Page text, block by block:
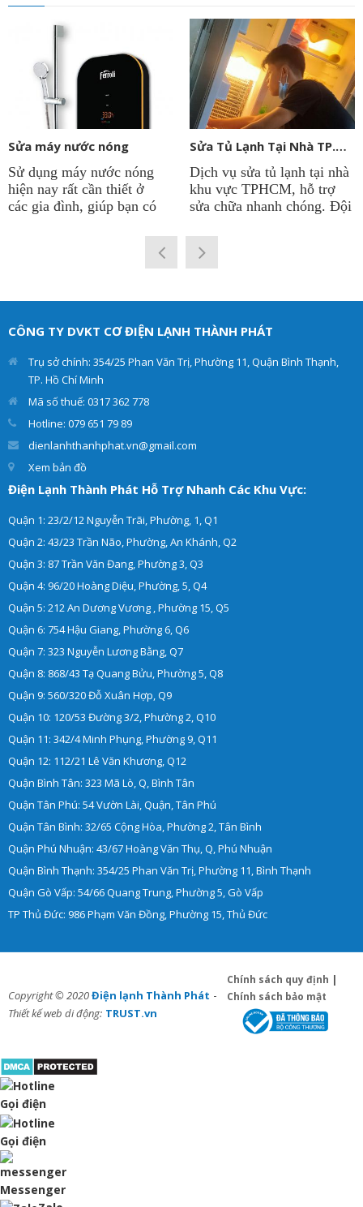
Sửa máy nước nóng
Sử dụng máy nước nóng
hiện nay rất cần thiết ở
các gia đình, giúp bạn có
quanh năm để phục vụ cho
sinh hoạt. Vì thế việc máy
nước nóng chạy ổn định là
vụ sửa máy nước nóng các
loại như: máy nước nóng
trực tiếp, máy nước nóng
gián tiếp tại nhà.
Sửa Tủ Lạnh Tại Nhà TP.HCM
Dịch vụ sửa tủ lạnh tại nhà
khu vực TPHCM, hỗ trợ
sửa chữa nhanh chóng. Đội
lạnh tại công ty
Thành Phát
lâu năm trong nghề. Chẩn
nhất. Giúp cho tủ lạnh
hiệu quả và an toàn.
CÔNG TY DVKT CƠ ĐIỆN LẠNH THÀNH PHÁT
Trụ sở chính: 354/25 Phan Văn Trị, Phường 11, Quận Bình Thạnh,
TP. Hồ Chí Minh
Mã số thuế: 0317 362 778
Hotline: 079 651 79 89
dienlanhthanhphat.vn@gmail.com
Xem bản đồ
Điện Lạnh Thành Phát Hỗ Trợ Nhanh Các Khu Vực:
Quận 1: 23/2/12 Nguyễn Trãi, Phường, 1, Q1
Quận 2: 43/23 Trần Não, Phường, An Khánh, Q2
Quận 3: 87 Trần Văn Đang, Phường 3, Q3
Quận 4: 96/20 Hoàng Diệu, Phường, 5, Q4
Quận 5: 212 An Dương Vương , Phường 15, Q5
Quận 6: 754 Hậu Giang, Phường 6, Q6
Quận 7: 323 Nguyễn Lương Bằng, Q7
Quận 8: 868/43 Tạ Quang Bửu, Phường 5, Q8
Quận 9: 560/320 Đỗ Xuân Hợp, Q9
Quận 10: 120/53 Đường 3/2, Phường 2, Q10
Quận 11: 342/4 Minh Phụng, Phường 9, Q11
Quận 12: 112/21 Lê Văn Khương, Q12
Quận Bình Tân: 323 Mã Lò, Q, Bình Tân
Quận Tân Phú: 54 Vườn Lài, Quận, Tân Phú
Quận Tân Bình: 32/65 Cộng Hòa, Phường 2, Tân Bình
Quận Phú Nhuận: 43/67 Hoàng Văn Thụ, Q, Phú Nhuận
Quận Bình Thạnh: 354/25 Phan Văn Trị, Phường 11, Bình Thạnh
Quận Gò Vấp: 54/66 Quang Trung, Phường 5, Gò Vấp
TP Thủ Đức: 986 Phạm Văn Đồng, Phường 15, Thủ Đức
Copyright © 2020Điện lạnh Thành Phát -
Thiết kế web di động: TRUST.vn
Chính sách quy định |
Chính sách bảo mật
Gọi điện
Gọi điện
Messenger